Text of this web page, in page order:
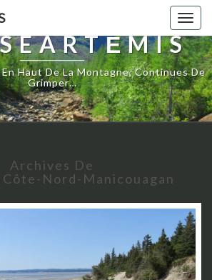
Haut De La Montagne, Continues De
Grimper…
Archives De
Côte-Nord-Manicouagan